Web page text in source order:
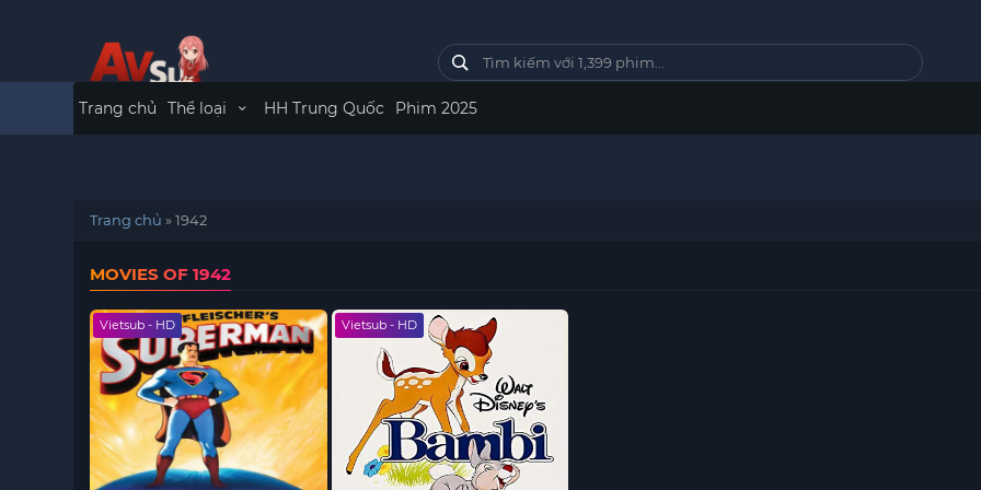
Trang chủ Thể loại HH Trung Quốc Phim 2025
Trang chủ »1942
MOVIES OF 1942
Vietsub - HD Vietsub - HD